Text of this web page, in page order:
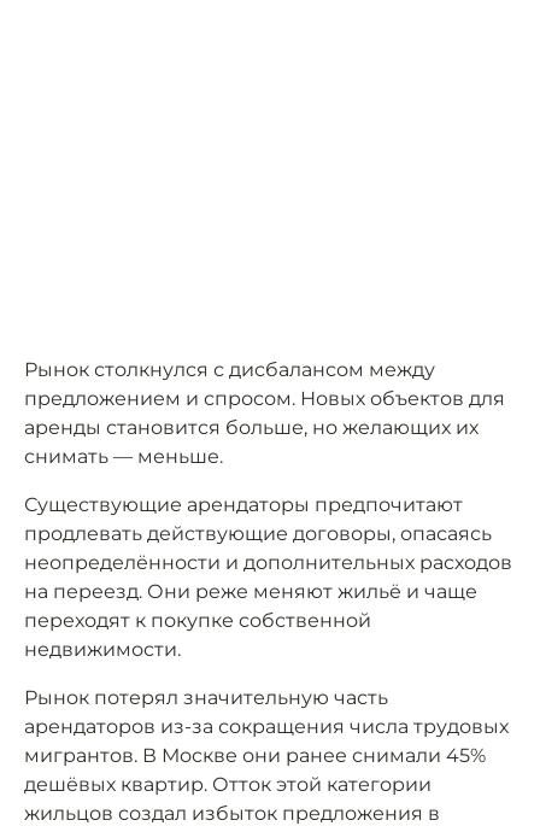
Рынок столкнулся с дисбалансом между
предложением и спросом. Новых объектов для
аренды становится больше, но желающих их
снимать — меньше.
Существующие арендаторы предпочитают
продлевать действующие договоры, опасаясь
неопределённости и дополнительных расходов
на переезд. Они реже меняют жильё и чаще
переходят к покупке собственной
недвижимости.
Рынок потерял значительную часть
арендаторов из-за сокращения числа трудовых
мигрантов. В Москве они ранее снимали 45%
дешёвых квартир. Отток этой категории
жильцов создал избыток предложения в